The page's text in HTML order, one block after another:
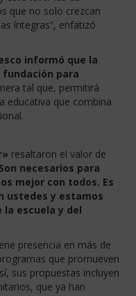
que no solo crezcan
íntegras”, enfatizó
informó que la
para
tal que, permitirá
educativa que combina
resaltaron el valor de
necesarios para
mejor con todos. Es
ustedes y estamos
la escuela y del
presencia en más de
que promueven
sus propuestas incluyen
que ya han